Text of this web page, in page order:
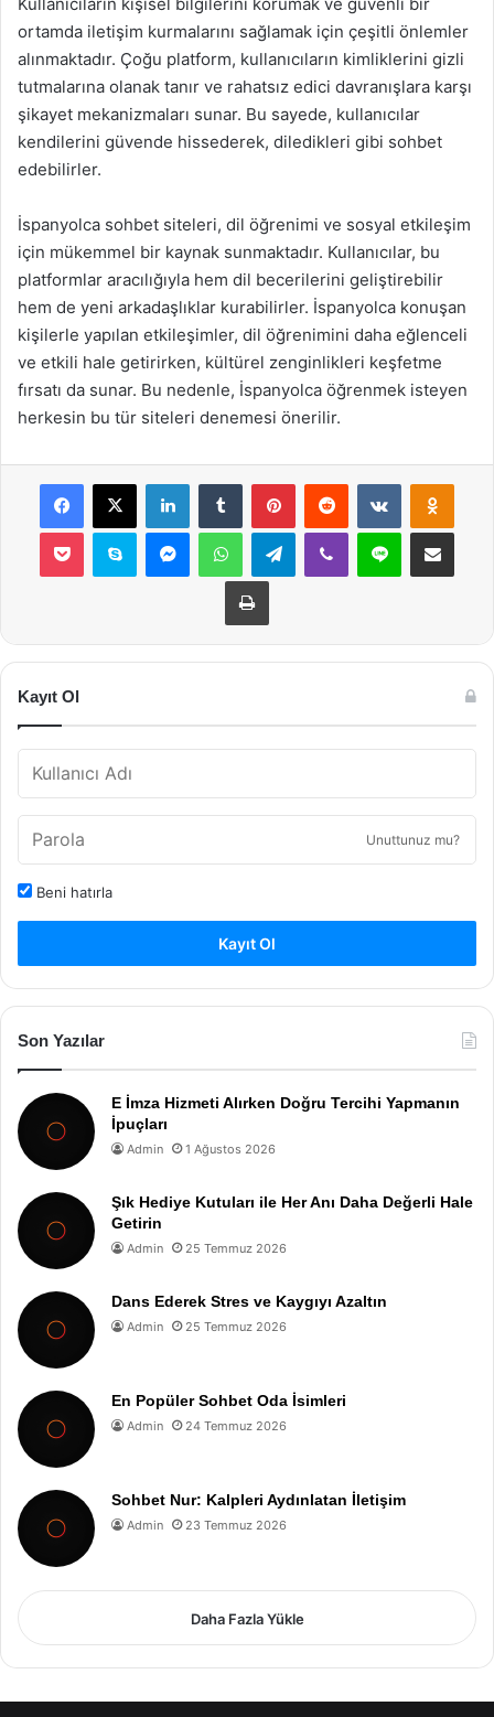
ortamda iletişim kurmalarını sağlamak için çeşitli önlemler
alınmaktadır. Çoğu platform, kullanıcıların kimliklerini gizli
tutmalarına olanak tanır ve rahatsız edici davranışlara karşı
şikayet mekanizmaları sunar. Bu sayede, kullanıcılar
kendilerini güvende hissederek, diledikleri gibi sohbet
edebilirler.
İspanyolca sohbet siteleri, dil öğrenimi ve sosyal etkileşim
için mükemmel bir kaynak sunmaktadır. Kullanıcılar, bu
platformlar aracılığıyla hem dil becerilerini geliştirebilir
hem de yeni arkadaşlıklar kurabilirler. İspanyolca konuşan
kişilerle yapılan etkileşimler, dil öğrenimini daha eğlenceli
ve etkili hale getirirken, kültürel zenginlikleri keşfetme
fırsatı da sunar. Bu nedenle, İspanyolca öğrenmek isteyen
herkesin bu tür siteleri denemesi önerilir.
Facebook
X LinkedInTumblr PinterestReddit VKontakte
Pocket Skype MessengerWhatsAppTelegramViber Line E-Posta ile
Yazdır
Kayıt Ol
Unuttunuz mu?
Beni hatırla
Kayıt Ol
Son Yazılar
E İmza Hizmeti Alırken Doğru Tercihi Yapmanın
İpuçları
Admin 1 Ağustos 2026
Şık Hediye Kutuları ile Her Anı Daha Değerli Hale
Getirin
Admin 25 Temmuz 2026
Dans Ederek Stres ve Kaygıyı Azaltın
Admin 25 Temmuz 2026
En Popüler Sohbet Oda İsimleri
Admin 24 Temmuz 2026
Sohbet Nur: Kalpleri Aydınlatan İletişim
Admin 23 Temmuz 2026
Daha Fazla Yükle